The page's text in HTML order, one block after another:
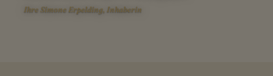
Ihre Simone Erpelding, Inhaberin